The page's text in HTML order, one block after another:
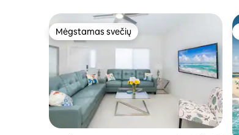
Mėgstamas svečių
Mėgstamas svečių